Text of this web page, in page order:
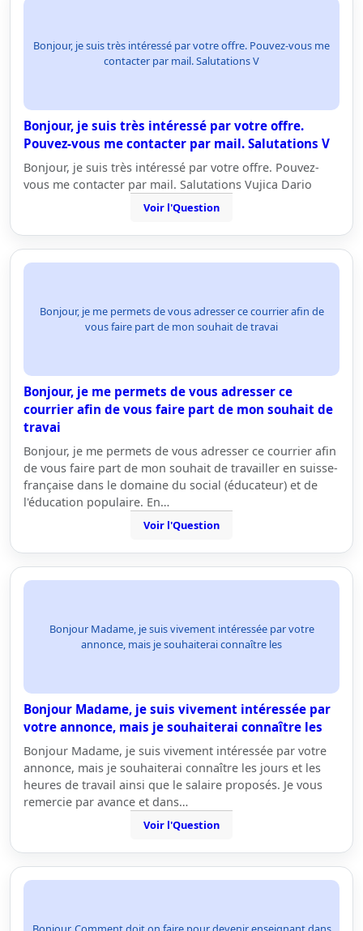
Bonjour, je suis très intéressé par votre offre. Pouvez-vous me
contacter par mail. Salutations V
Bonjour, je suis très intéressé par votre offre.
Pouvez-vous me contacter par mail. Salutations V
Bonjour, je suis très intéressé par votre offre. Pouvez-
vous me contacter par mail. Salutations Vujica Dario
Voir l'Question
Bonjour, je me permets de vous adresser ce courrier afin de
vous faire part de mon souhait de travai
Bonjour, je me permets de vous adresser ce
courrier afin de vous faire part de mon souhait de
travai
Bonjour, je me permets de vous adresser ce courrier afin
de vous faire part de mon souhait de travailler en suisse-
française dans le domaine du social (éducateur) et de
l'éducation populaire. En…
Voir l'Question
Bonjour Madame, je suis vivement intéressée par votre
annonce, mais je souhaiterai connaître les
Bonjour Madame, je suis vivement intéressée par
votre annonce, mais je souhaiterai connaître les
Bonjour Madame, je suis vivement intéressée par votre
annonce, mais je souhaiterai connaître les jours et les
heures de travail ainsi que le salaire proposés. Je vous
remercie par avance et dans…
Voir l'Question